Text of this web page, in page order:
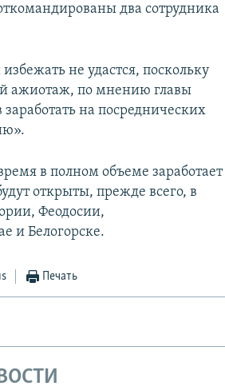
два сотрудника
не удастся, поскольку
ажиотаж, по мнению главы
на посреднических
в полном объеме заработает
открыты, прежде всего, в
Феодосии,
и Белогорске.
Печать